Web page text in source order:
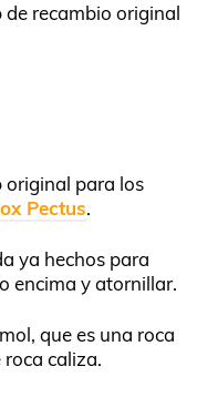
de recambio original
original para los
Pectus.
ya hechos para
encima y atornillar.
que es una roca
caliza.